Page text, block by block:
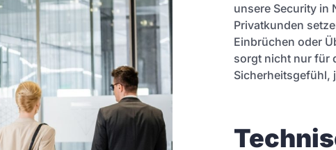
unsere Security in
Privatkunden
Einbrüchen oder
sorgt nicht nur für
Sicherheitsgefühl,